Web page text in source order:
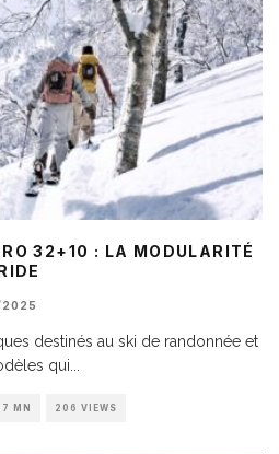
32+10 : LA MODULARITÉ
destinés au ski de randonnée et
qui
MN 206 VIEWS